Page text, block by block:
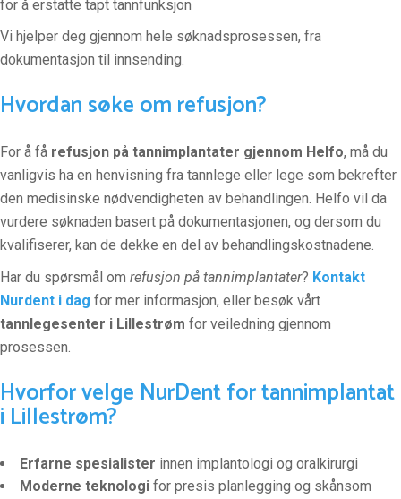
for å erstatte tapt tannfunksjon
Vi hjelper deg gjennom hele søknadsprosessen, fra
dokumentasjon til innsending.
Hvordan søke om refusjon?
For å få refusjon på tannimplantater gjennom Helfo, må du
vanligvis ha en henvisning fra tannlege eller lege som bekrefter
den medisinske nødvendigheten av behandlingen. Helfo vil da
vurdere søknaden basert på dokumentasjonen, og dersom du
kvalifiserer, kan de dekke en del av behandlingskostnadene.
Har du spørsmål om refusjon på tannimplantater? Kontakt
Nurdent i dag for mer informasjon, eller besøk vårt
tannlegesenter i Lillestrøm for veiledning gjennom
prosessen.
Hvorfor velge NurDent for tannimplantat
i Lillestrøm?
Erfarne spesialister innen implantologi og oralkirurgi
Moderne teknologi for presis planlegging og skånsom